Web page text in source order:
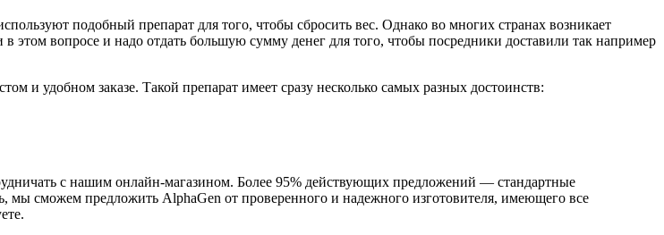
подобный препарат для того, чтобы сбросить вес. Однако во многих странах возникает
вопросе и надо отдать большую сумму денег для того, чтобы посредники доставили так например
и удобном заказе. Такой препарат имеет сразу несколько самых разных достоинств:
с нашим онлайн-магазином. Более 95% действующих предложений — стандартные
сможем предложить AlphaGen от проверенного и надежного изготовителя, имеющего все